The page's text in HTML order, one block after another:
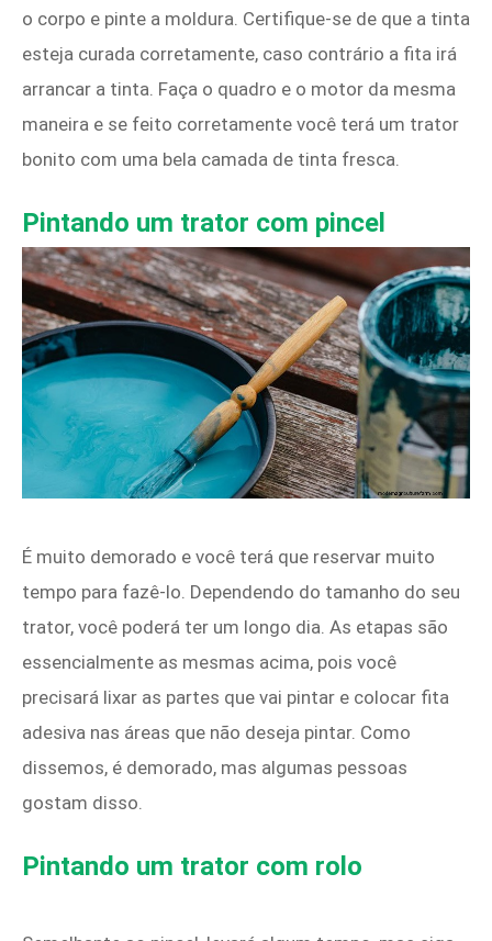
o corpo e pinte a moldura. Certifique-se de que a tinta
esteja curada corretamente, caso contrário a fita irá
arrancar a tinta. Faça o quadro e o motor da mesma
maneira e se feito corretamente você terá um trator
bonito com uma bela camada de tinta fresca.
Pintando um trator com pincel
É muito demorado e você terá que reservar muito
tempo para fazê-lo. Dependendo do tamanho do seu
trator, você poderá ter um longo dia. As etapas são
essencialmente as mesmas acima, pois você
precisará lixar as partes que vai pintar e colocar fita
adesiva nas áreas que não deseja pintar. Como
dissemos, é demorado, mas algumas pessoas
gostam disso.
Pintando um trator com rolo